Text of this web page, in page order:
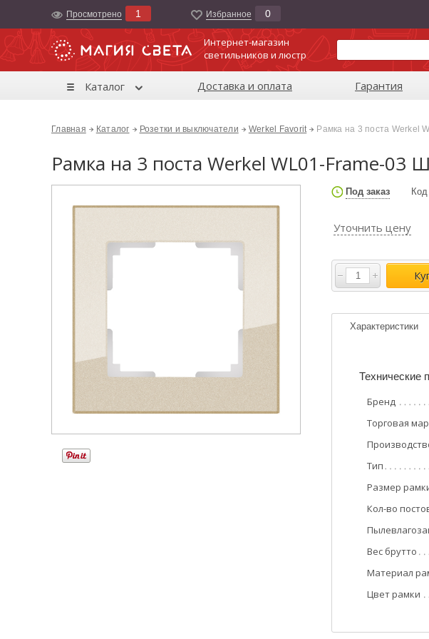
Просмотрено 1 Избранноe 0
Интернет-магазин
светильников и люстр
Каталог Доставка и оплата Гарантия
Главная Каталог Розетки и выключатели Werkel Favorit Рамка на 3 поста Werkel
Рамка на 3 поста Werkel WL01-Frame-03
Под заказ
Уточнить цену
Характеристики
Технические
Бренд
Торговая
Тип
Размер
Кол-во
Вес брутто
Материал
Цвет рамки